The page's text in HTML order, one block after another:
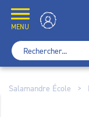
content
MENU
Rechercher :
Salamandre École >